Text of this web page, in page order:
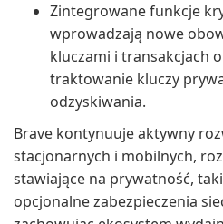
Zintegrowane funkcje
wprowadzają nowe
kluczami i transakcjach
traktowanie kluczy
odzyskiwania.
Brave kontynuuje aktywny
stacjonarnych i mobilnych,
stawiające na prywatność,
opcjonalne zabezpieczenia